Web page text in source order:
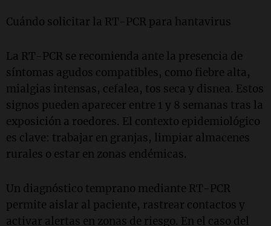
Cuándo solicitar la RT-PCR para hantavirus
La RT-PCR se recomienda ante la presencia de
síntomas agudos compatibles, como fiebre alta,
mialgias intensas, cefalea, tos seca y disnea. Estos
signos pueden aparecer entre 1 y 8 semanas tras la
exposición a roedores. El contexto epidemiológico
es clave: trabajar en granjas, limpiar almacenes
rurales o estar en zonas endémicas.
Un diagnóstico temprano mediante RT-PCR
permite aislar al paciente, rastrear contactos y
activar alertas en zonas de riesgo. En el caso del